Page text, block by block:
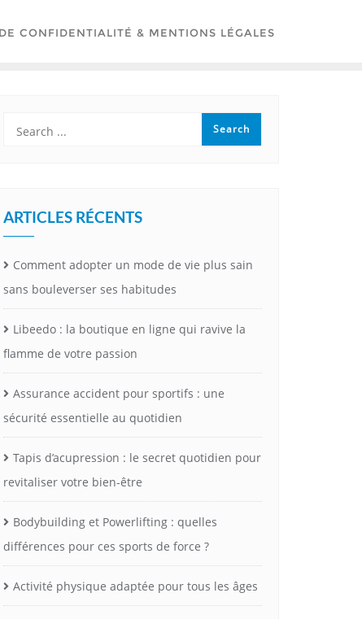
CONFIDENTIALITÉ & MENTIONS LÉGALES
ARTICLES RÉCENTS
Comment adopter un mode de vie plus sain
sans bouleverser ses habitudes
Libeedo : la boutique en ligne qui ravive la
flamme de votre passion
Assurance accident pour sportifs : une
sécurité essentielle au quotidien
Tapis d’acupression : le secret quotidien pour
revitaliser votre bien-être
Bodybuilding et Powerlifting : quelles
différences pour ces sports de force ?
Activité physique adaptée pour tous les âges